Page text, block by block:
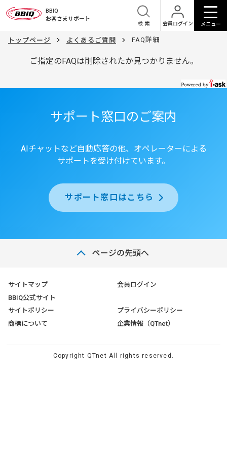
BBIQ
お客さまサポート
会員ログイン
検索 メニュー
トップページ よくあるご質問 FAQ詳細
ご指定のFAQは削除されたか見つかりません。
サポート窓口のご案内
AIチャットなど自動応答の他、オペレーターによる
サポートを受け付けています。
サポート窓口はこちら
ページの先頭へ
サイトマップ
BBIQ公式サイト
会員ログイン
サイトポリシー
商標について
プライバシーポリシー
企業情報（QTnet）
Copyright QTnet All rights reserved.